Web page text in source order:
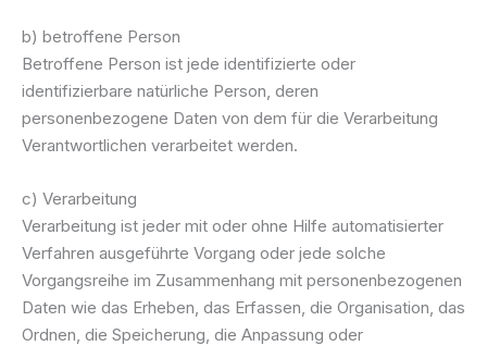
b) betroffene Person
Betroffene Person ist jede identifizierte oder
identifizierbare natürliche Person, deren
personenbezogene Daten von dem für die Verarbeitung
Verantwortlichen verarbeitet werden.
c) Verarbeitung
Verarbeitung ist jeder mit oder ohne Hilfe automatisierter
Verfahren ausgeführte Vorgang oder jede solche
Vorgangsreihe im Zusammenhang mit personenbezogenen
Daten wie das Erheben, das Erfassen, die Organisation, das
Ordnen, die Speicherung, die Anpassung oder